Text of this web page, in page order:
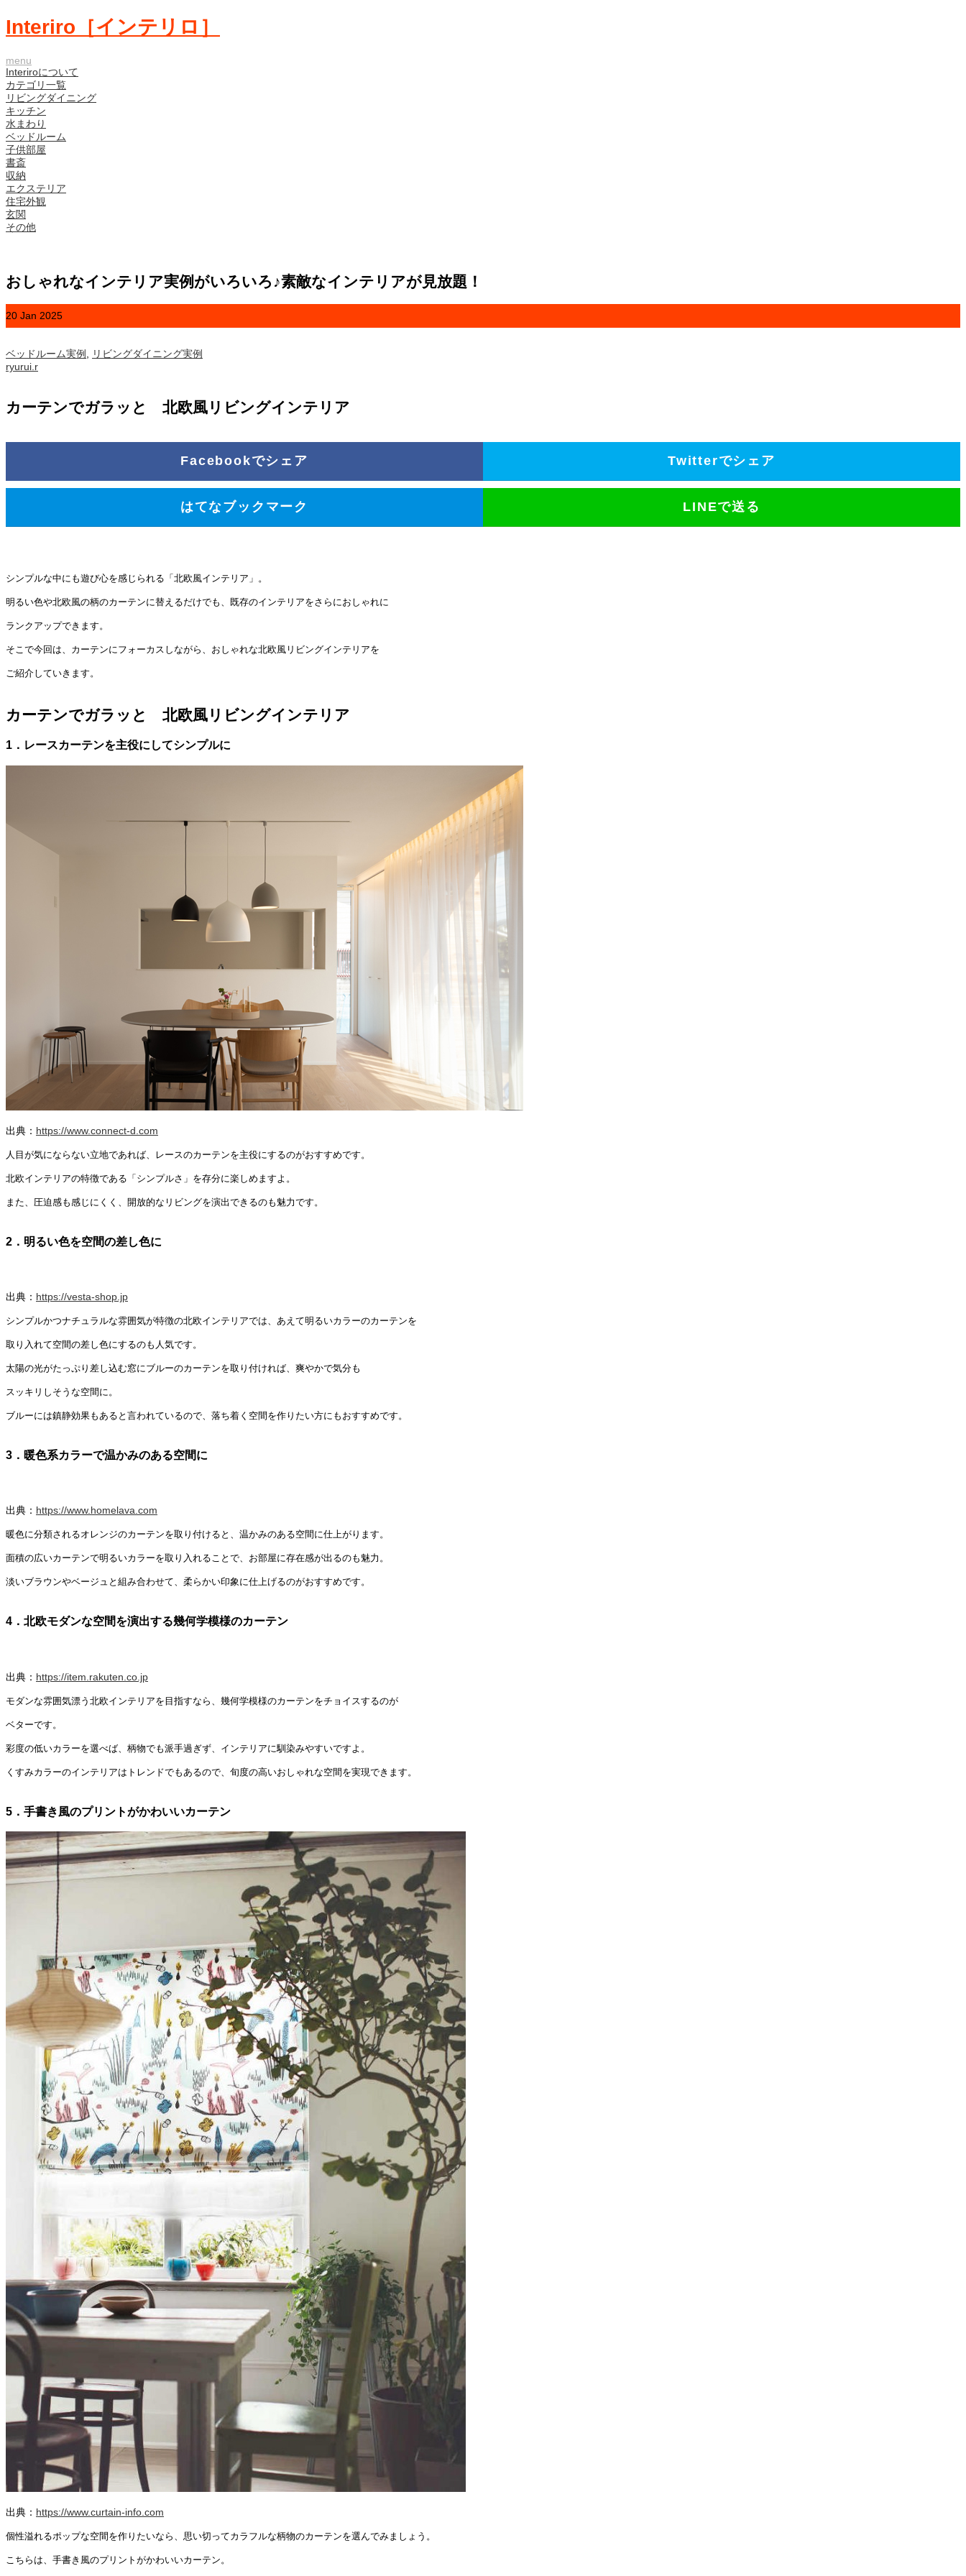
Interiro［インテリロ］
menu
Interiroについて
カテゴリ一覧
リビングダイニング
キッチン
水まわり
ベッドルーム
子供部屋
書斎
収納
エクステリア
住宅外観
玄関
その他
おしゃれなインテリア実例がいろいろ♪素敵なインテリアが見放題！
20 Jan 2025
ベッドルーム実例 , リビングダイニング実例
ryurui.r
カーテンでガラッと 北欧風リビングインテリア
Facebookでシェア Twitterでシェア
はてなブックマーク LINEで送る
シンプルな中にも遊び心を感じられる「北欧風インテリア」。
明るい色や北欧風の柄のカーテンに替えるだけでも、既存のインテリアをさらにおしゃれに
ランクアップできます。
そこで今回は、カーテンにフォーカスしながら、おしゃれな北欧風リビングインテリアを
ご紹介していきます。
カーテンでガラッと 北欧風リビングインテリア
1．レースカーテンを主役にしてシンプルに
出典： https://www.connect-d.com
人目が気にならない立地であれば、レースのカーテンを主役にするのがおすすめです。
北欧インテリアの特徴である「シンプルさ」を存分に楽しめますよ。
また、圧迫感も感じにくく、開放的なリビングを演出できるのも魅力です。
2．明るい色を空間の差し色に
出典： https://vesta-shop.jp
シンプルかつナチュラルな雰囲気が特徴の北欧インテリアでは、あえて明るいカラーのカーテンを
取り入れて空間の差し色にするのも人気です。
太陽の光がたっぷり差し込む窓にブルーのカーテンを取り付ければ、爽やかで気分も
スッキリしそうな空間に。
ブルーには鎮静効果もあると言われているので、落ち着く空間を作りたい方にもおすすめです。
3．暖色系カラーで温かみのある空間に
出典： https://www.homelava.com
暖色に分類されるオレンジのカーテンを取り付けると、温かみのある空間に仕上がります。
面積の広いカーテンで明るいカラーを取り入れることで、お部屋に存在感が出るのも魅力。
淡いブラウンやベージュと組み合わせて、柔らかい印象に仕上げるのがおすすめです。
4．北欧モダンな空間を演出する幾何学模様のカーテン
出典： https://item.rakuten.co.jp
モダンな雰囲気漂う北欧インテリアを目指すなら、幾何学模様のカーテンをチョイスするのが
ベターです。
彩度の低いカラーを選べば、柄物でも派手過ぎず、インテリアに馴染みやすいですよ。
くすみカラーのインテリアはトレンドでもあるので、旬度の高いおしゃれな空間を実現できます。
5．手書き風のプリントがかわいいカーテン
出典： https://www.curtain-info.com
個性溢れるポップな空間を作りたいなら、思い切ってカラフルな柄物のカーテンを選んでみましょう。
こちらは、手書き風のプリントがかわいいカーテン。